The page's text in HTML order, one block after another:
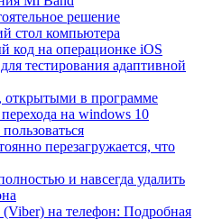
решение
стол компьютера
код на операционке iOS
тестирования адаптивной
открытыми в программе
на windows 10
перезагружается, что
и навсегда удалить
на телефон: Подробная